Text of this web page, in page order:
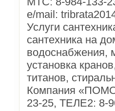
e/mail:
Услуги
сантехника на
водоснабжения,
установка
титанов,
Компания
23-25, ТЕЛЕ2: 8-